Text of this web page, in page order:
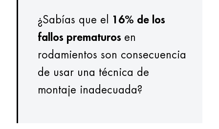
¿Sabías que el
16% de los
fallos prematuros en
rodamientos son consecuencia
de usar una técnica de
montaje inadecuada?